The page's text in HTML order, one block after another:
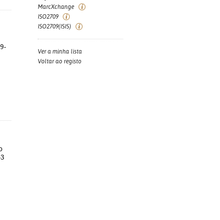
MarcXchange
ISO2709
ISO2709(ISIS)
Ver a minha lista
Voltar ao registo